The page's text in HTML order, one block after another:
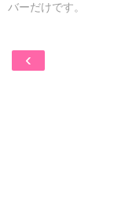
バーだけです。
‹